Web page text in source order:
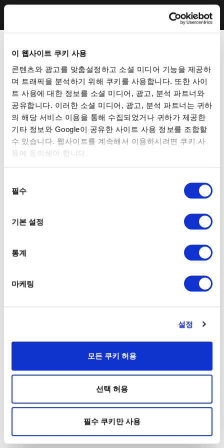
이 웹사이트 쿠키 사용
콘텐츠와 광고를 맞춤설정하고 소셜 미디어 기능을 제공하
며 트래픽을 분석하기 위해 쿠키를 사용합니다. 또한 사이
트 사용에 대한 정보를 소셜 미디어, 광고, 분석 파트너와
공유합니다. 이러한 소셜 미디어, 광고, 분석 파트너는 귀하
의 해당 서비스 이용을 통해 수집되었거나 귀하가 제공한
기타 정보와 Google이 공유한 사이트 사용 정보를 조합할
수 있습니다. 웹사이트를 계속해서 이용하시려면 쿠키 사
용에 동의해야 합니다.
필수
기본 설정
통계
마케팅
설정
모든 쿠키 허용
선택 허용
필수 쿠키만 사용